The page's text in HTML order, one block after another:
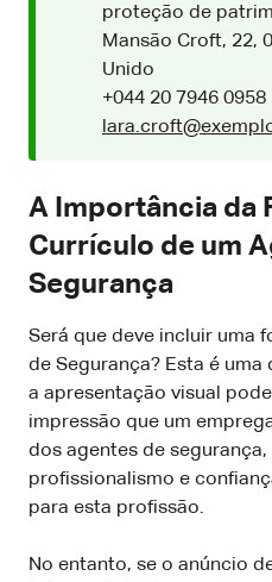
proteção de
Mansão Croft, 22,
Unido
+044 20 7946 0958
A Importância da
Currículo de um
Segurança
Será que deve incluir uma
de Segurança? Esta é
a apresentação visual
impressão que um
dos agentes de
profissionalismo e
para esta profissão.
No entanto, se o anúncio